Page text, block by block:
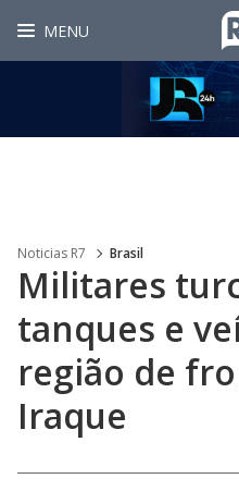
MENU
Noticias R7 Brasil
Militares
tanques e
região de
Iraque